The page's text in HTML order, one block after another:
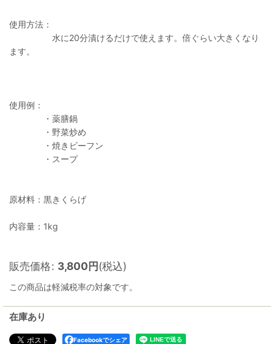
使用方法：
水に20分漬けるだけで使えます。倍ぐらい大きくなり
ます。
使用例：
・薬膳鍋
・野菜炒め
・焼きビーフン
・スープ
原材料：黒きくらげ
内容量：1kg
販売価格: 3,800円(税込)
この商品は軽減税率の対象です。
在庫あり
Facebookでシェア